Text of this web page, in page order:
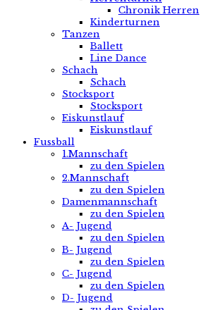
Chronik Herren
Kinderturnen
Tanzen
Ballett
Line Dance
Schach
Schach
Stocksport
Stocksport
Eiskunstlauf
Eiskunstlauf
Fussball
1.Mannschaft
zu den Spielen
2.Mannschaft
zu den Spielen
Damenmannschaft
zu den Spielen
A- Jugend
zu den Spielen
B- Jugend
zu den Spielen
C- Jugend
zu den Spielen
D- Jugend